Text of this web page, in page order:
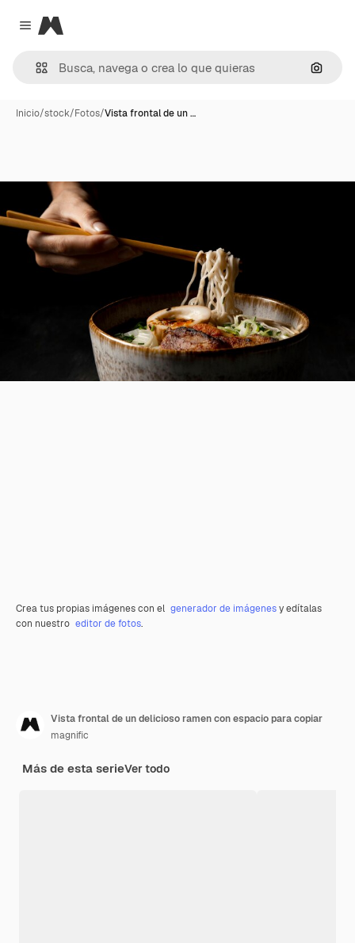
Close menu
Magnific
Inicio/stock/Fotos/Vista frontal de un …
Crea tus propias imágenes con el generador de imágenesy edítalas
con nuestro editor de fotos.
Vista frontal de un delicioso ramen con espacio para copiar
magnific
Más de esta serieVer todo